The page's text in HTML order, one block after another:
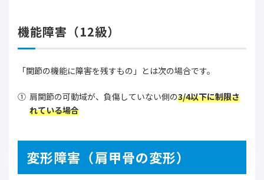
機能障害（12級）
「関節の機能に障害を残すもの」とは次の場合です。
肩関節の可動域が、負傷していない側の3/4以下に制限さ
れている場合
変形障害（肩甲骨の変形）